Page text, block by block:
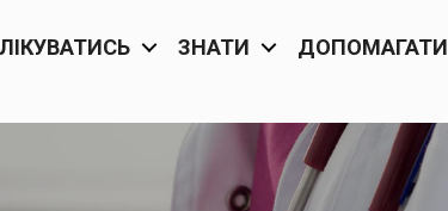
ЛІКУВАТИСЬ ЗНАТИ ДОПОМАГАТИ